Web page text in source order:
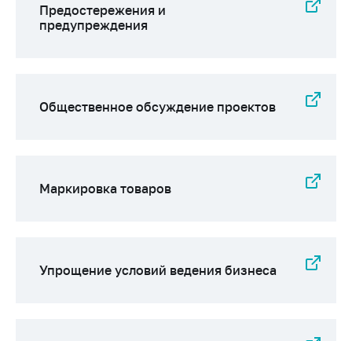
Предостережения и
предупреждения
Общественное обсуждение проектов
Маркировка товаров
Упрощение условий ведения бизнеса